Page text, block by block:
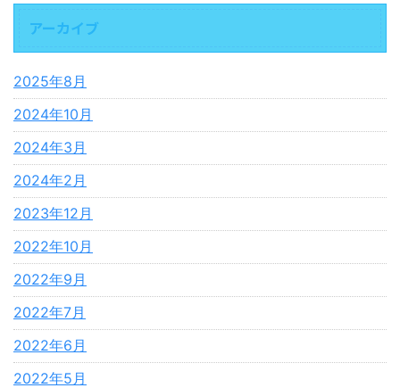
アーカイブ
2025年8月
2024年10月
2024年3月
2024年2月
2023年12月
2022年10月
2022年9月
2022年7月
2022年6月
2022年5月